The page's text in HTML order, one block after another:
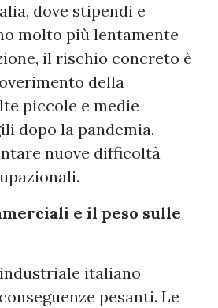
dove stipendi e
molto più lentamente
il rischio concreto è
della
piccole e medie
dopo la pandemia,
nuove difficoltà
e il peso sulle
italiano
pesanti. Le